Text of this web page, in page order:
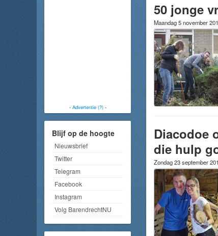
- Advertentie (?)-
Blijf op de hoogte
Nieuwsbrief
Twitter
Telegram
Facebook
Instagram
Volg BarendrechtNU
50 jonge
Maandag 5 november
Diacodoe
die hulp
Zondag 23 september